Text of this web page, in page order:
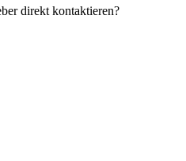
direkt kontaktieren?